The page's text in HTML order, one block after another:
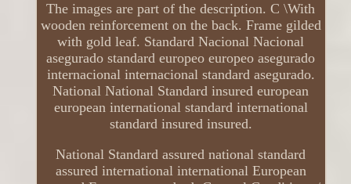
The images are part of the description. C \With
wooden reinforcement on the back. Frame gilded
with gold leaf. Standard Nacional Nacional
asegurado standard europeo europeo asegurado
internacional internacional standard asegurado.
National National Standard insured european
european international standard international
standard insured insured.
National Standard assured national standard
assured international international European